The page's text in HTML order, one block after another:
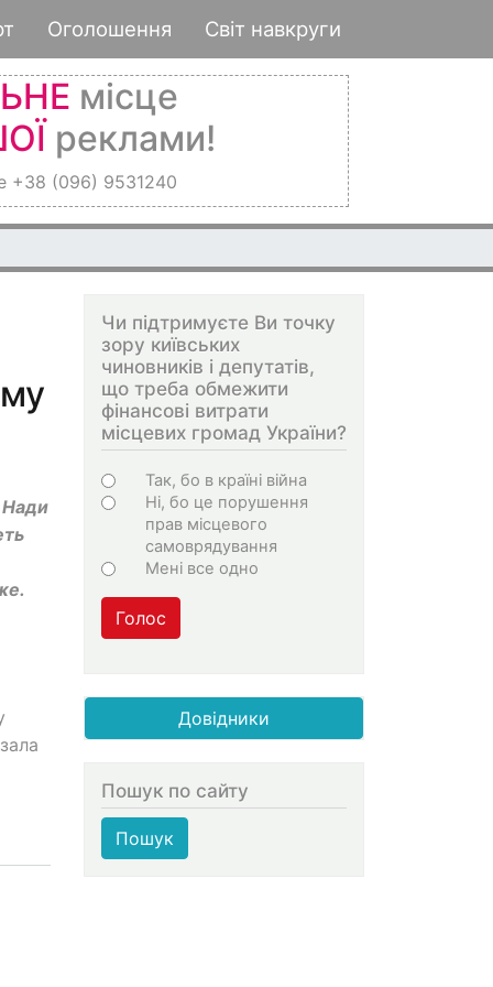
Оголошення Світ навкруги
місце
реклами!
+38 (096) 9531240
Нади
Чи підтримуєте Ви точку
зору київських
чиновників і депутатів,
що треба обмежити
фінансові витрати
місцевих громад України?
Choices
Так, бо в країні війна
Ні, бо це порушення
прав місцевого
самоврядування
Мені все одно
Голос
Довідники
Пошук по сайту
Пошук